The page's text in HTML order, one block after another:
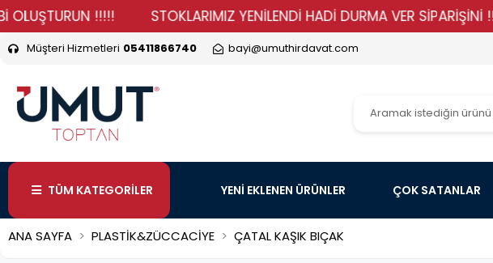
!!!!! STOKLARIMIZ YENİLENDİ HADİ DURMA VER SİPARİŞİNİ !!!
Müşteri Hizmetleri 05411866740 bayi@umuthirdavat.com
TÜM KATEGORİLER YENİ EKLENEN ÜRÜNLER ÇOK SATANLAR
ANA SAYFA PLASTİK&ZÜCCACİYE ÇATAL KAŞIK BIÇAK